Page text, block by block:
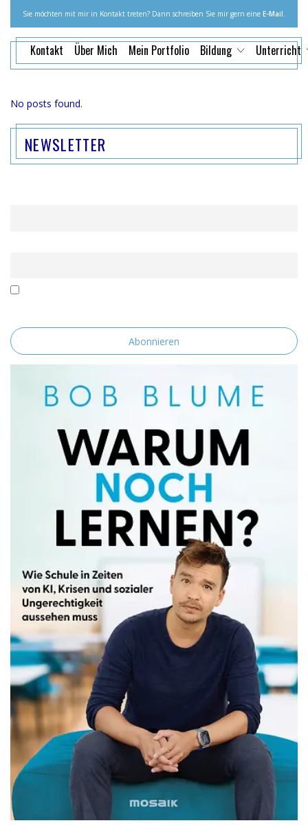
Sie möchten mit mir in Kontakt treten? Dann schreiben Sie mir gern eine E-Mail.
Kontakt Über Mich Mein Portfolio Bildung Unterricht
No posts found.
NEWSLETTER